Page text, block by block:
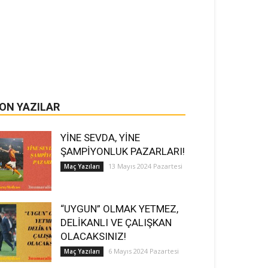
YAZILAR
YİNE SEVDA, YİNE
ŞAMPİYONLUK PAZARLARI!
Maç Yazıları 13 Mayıs 2024 Pazartesi
“UYGUN” OLMAK YETMEZ,
DELİKANLI VE ÇALIŞKAN
OLACAKSINIZ!
Maç Yazıları 6 Mayıs 2024 Pazartesi